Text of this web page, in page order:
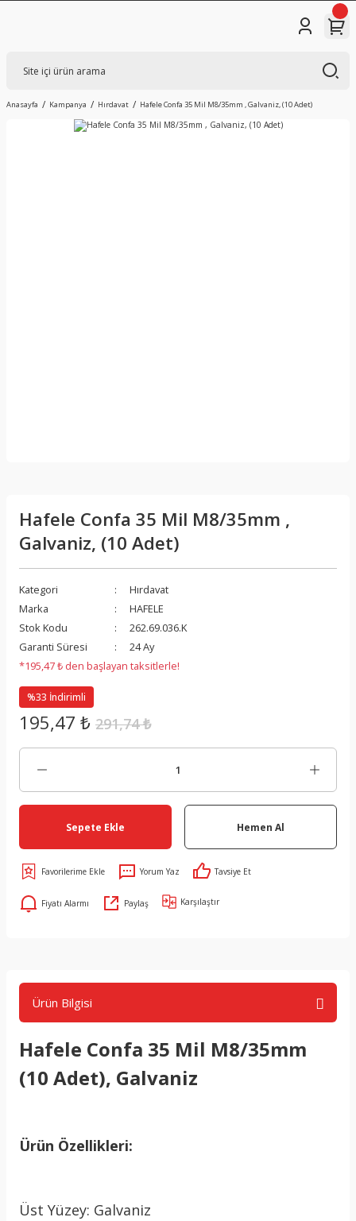
Anasayfa Kampanya Hırdavat Hafele Confa 35 Mil M8/35mm , Galvaniz, (10 Adet)
Hafele Confa 35 Mil M8/35mm ,
Galvaniz, (10 Adet)
Kategori
Hırdavat
Marka
HAFELE
Stok Kodu
262.69.036.K
Garanti Süresi
24 Ay
*195,47 ₺ den başlayan taksitlerle!
%33 İndirimli
195,47 ₺ 291,74 ₺
Sepete Ekle Hemen Al
Yorum Yaz Tavsiye Et
Fiyatı Alarmı Paylaş Karşılaştır
Ürün Bilgisi
Hafele Confa 35 Mil M8/35mm
(10 Adet), Galvaniz
Ürün Özellikleri:
Üst Yüzey: Galvaniz